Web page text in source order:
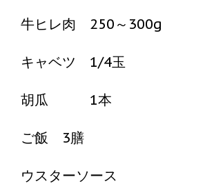
牛ヒレ肉 250～300g
キャベツ 1/4玉
胡瓜 1本
ご飯 3膳
ウスターソース